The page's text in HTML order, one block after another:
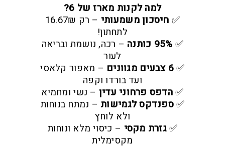
למה לקנות מארז של 6?
✅ חיסכון משמעותי
– רק 16.67₪
לתחתון!
✅ 95% כותנה
– רכה, נושמת ובריאה
לעור
✅6 צבעים מגוונים
– מאפור קלאסי
ועד בורדו וקפה
✅הדפס פרחוני עדין – נשי ומחמיא
✅ספנדקס לגמישות – נמתח בנוחות
ולא לוחץ
✅גזרת מקסי – כיסוי מלא ונוחות
מקסימלית